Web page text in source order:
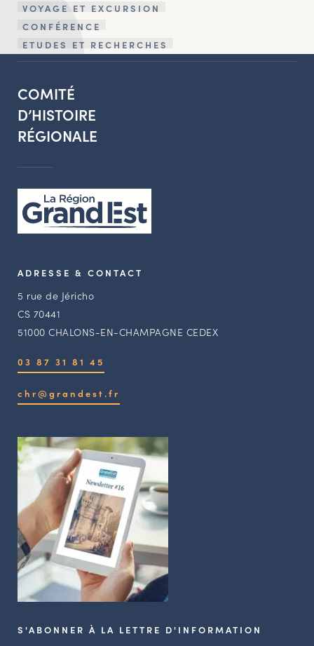
VOYAGE ET EXCURSION
CONFÉRENCE
ETUDES ET RECHERCHES
COMITÉ
D’HISTOIRE
RÉGIONALE
ADRESSE & CONTACT
5 rue de Jéricho
CS 70441
51000 CHALONS-EN-CHAMPAGNE CEDEX
03 87 31 81 45
chr@grandest.fr
S'ABONNER À LA LETTRE D'INFORMATION